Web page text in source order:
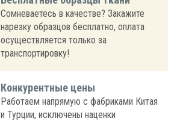
Сомневаетесь в качестве? Закажите
нарезку образцов бесплатно, оплата
осуществляется только за
транспортировку!
Конкурентные цены
Работаем напрямую с фабриками Китая
и Турции, исключены наценки